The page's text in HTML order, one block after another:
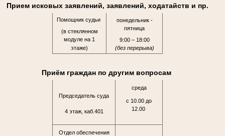
Прием исковых заявлений, заявлений, ходатайств и пр.
Помощник судьи
(в стеклянном
модуле на 1
этаже)
понедельник -
пятница
9:00 – 18:00
(без перерыва)
Приём граждан по другим вопросам
Председатель суда
4 этаж, каб.401
среда
с 10.00 до
12.00
Отдел обеспечения